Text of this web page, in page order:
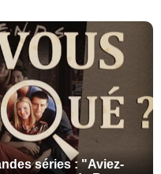
séries : "Aviez-